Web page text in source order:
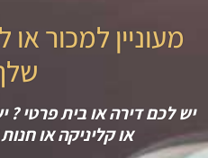
מעוניין למכור
יש לכם דירה או בית פרטי
או קליניקה או